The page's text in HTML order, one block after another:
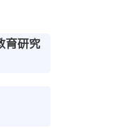
育研究